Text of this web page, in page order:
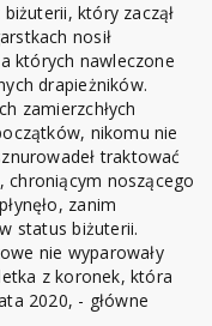
który zaczął
nosił
których nawleczone
drapieżników.
zamierzchłych
nikomu nie
traktować
chroniącym noszącego
zanim
status biżuterii.
nie wyparowały
z koronek, która
2020, - główne